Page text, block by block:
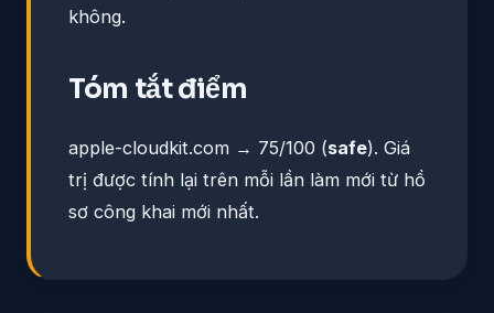
không.
Tóm tắt điểm
apple-cloudkit.com → 75/100 (safe). Giá
trị được tính lại trên mỗi lần làm mới từ hồ
sơ công khai mới nhất.